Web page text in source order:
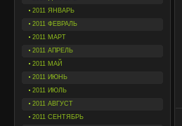
2011 ЯНВАРЬ
2011 ФЕВРАЛЬ
2011 МАРТ
2011 АПРЕЛЬ
2011 МАЙ
2011 ИЮНЬ
2011 ИЮЛЬ
2011 АВГУСТ
2011 СЕНТЯБРЬ